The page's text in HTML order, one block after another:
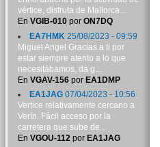
vértice, disfruta de Mallorca...
En VGIB-010por ON7DQ
EA7HMK 25/08/2023 - 09:59
Miguel Angel Gracias a ti por
estar siempre atento a lo que
necesitábamos, da g...
En VGAV-156por EA1DMP
EA1JAG07/04/2023 - 10:56
Vertice relativamente cercano a
Verín. Fácil acceso por la
carretera que sube de...
En VGOU-112por EA1JAG